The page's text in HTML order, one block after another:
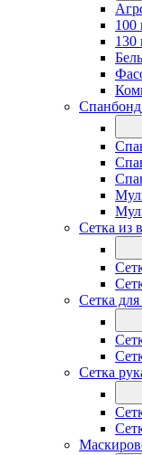
100
130
Спанбонд
Сетка из
Сетка
Сетка